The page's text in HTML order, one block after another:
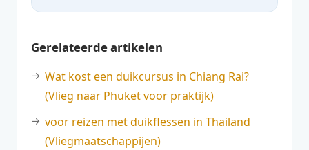
Gerelateerde artikelen
Wat kost een duikcursus in Chiang Rai?
(Vlieg naar Phuket voor praktijk)
voor reizen met duikflessen in Thailand
(Vliegmaatschappijen)